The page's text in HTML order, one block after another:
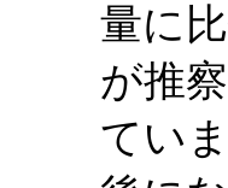
量に
が推
ていま